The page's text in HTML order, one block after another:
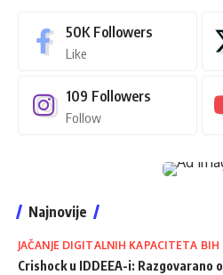
50K Followers
Like
109 Followers
Follow
Najnovije
JAČANJE DIGITALNIH KAPACITETA BIH
Crishock u IDDEEA-i: Razgovarano o